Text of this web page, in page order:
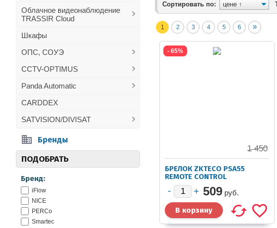
Облачное видеонаблюдение
TRASSIR Cloud
Шкафы
ОПС, СОУЭ
CCTV-OPTIMUS
Panda Automatic
CARDDEX
SATVISION/DIVISAT
Бренды
ПОДОБРАТЬ
Бренд:
iFlow
NICE
PERCo
Smartec
Сортировать по:
1 2 3 4 5 6 »
- 65%
БРЕЛОК ZKTECO PSA55
REMOTE CONTROL
1 450
509 руб.